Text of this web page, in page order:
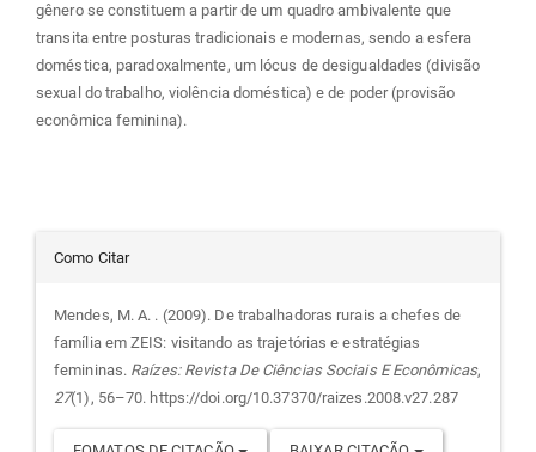
gênero se constituem a partir de um quadro ambivalente que
transita entre posturas tradicionais e modernas, sendo a esfera
doméstica, paradoxalmente, um lócus de desigualdades (divisão
sexual do trabalho, violência doméstica) e de poder (provisão
econômica feminina).
Detalhes
do
artigo
Como Citar
Mendes, M. A. . (2009). De trabalhadoras rurais a chefes de
família em ZEIS: visitando as trajetórias e estratégias
femininas. Raízes: Revista De Ciências Sociais E Econômicas,
27(1), 56–70. https://doi.org/10.37370/raizes.2008.v27.287